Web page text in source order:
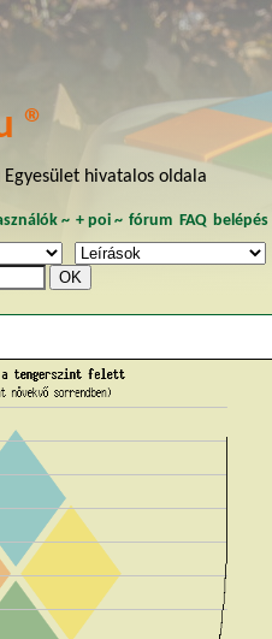
®
hivatalos oldala
~ + poi~ fórum FAQ belépés